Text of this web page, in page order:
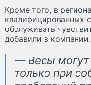
Кроме того, в
квалифицированных
обслуживать
добавили в компании.
— Весы могут
только при